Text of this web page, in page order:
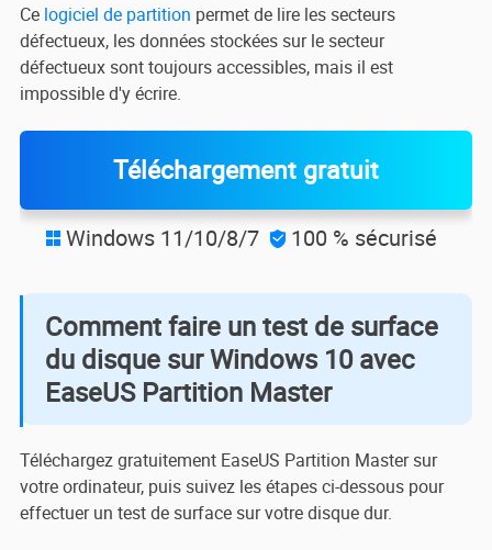
Ce logiciel de partition permet de lire les secteurs
défectueux, les données stockées sur le secteur
défectueux sont toujours accessibles, mais il est
impossible d'y écrire.
Téléchargement gratuit
 Windows 11/10/8/7  100 % sécurisé
Comment faire un test de surface
du disque sur Windows 10 avec
EaseUS Partition Master
Téléchargez gratuitement EaseUS Partition Master sur
votre ordinateur, puis suivez les étapes ci-dessous pour
effectuer un test de surface sur votre disque dur.